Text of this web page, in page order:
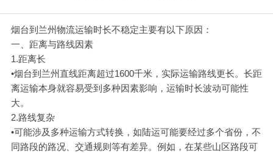
烟台到兰州物流运输时长不稳定主要有以下原因：
一、距离与路线因素
1.距离长
•烟台到兰州直线距离超过1600千米，实际运输路线更长。长距
离运输本身就容易受到多种因素影响，运输时长波动可能性
大。
2.路线复杂
•可能涉及多种运输方式转换，如陆运可能要经过多个省份，不
同路段的路况、交通规则等有差异。例如，在某些山区路段可